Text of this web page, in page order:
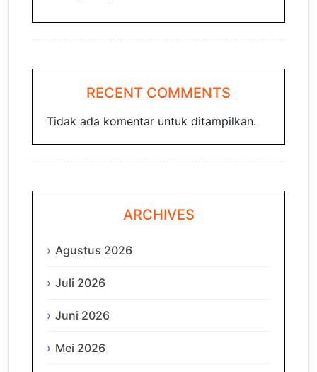
RECENT COMMENTS
Tidak ada komentar untuk ditampilkan.
ARCHIVES
Agustus 2026
Juli 2026
Juni 2026
Mei 2026